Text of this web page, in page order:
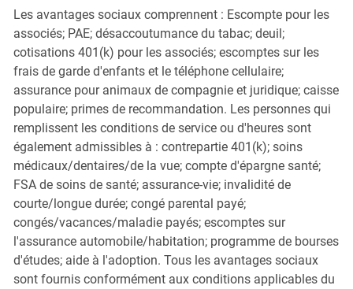
Les avantages sociaux comprennent : Escompte pour les
associés; PAE; désaccoutumance du tabac; deuil;
cotisations 401(k) pour les associés; escomptes sur les
frais de garde d'enfants et le téléphone cellulaire;
assurance pour animaux de compagnie et juridique; caisse
populaire; primes de recommandation. Les personnes qui
remplissent les conditions de service ou d'heures sont
également admissibles à : contrepartie 401(k); soins
médicaux/dentaires/de la vue; compte d'épargne santé;
FSA de soins de santé; assurance-vie; invalidité de
courte/longue durée; congé parental payé;
congés/vacances/maladie payés; escomptes sur
l'assurance automobile/habitation; programme de bourses
d'études; aide à l'adoption. Tous les avantages sociaux
sont fournis conformément aux conditions applicables du